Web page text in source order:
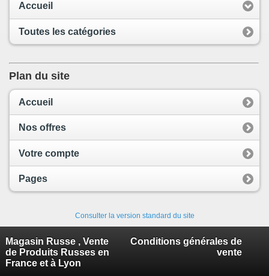
Accueil
Toutes les catégories
Plan du site
Accueil
Nos offres
Votre compte
Pages
Consulter la version standard du site
Magasin Russe , Vente
de Produits Russes en
France et à Lyon
Conditions générales de
vente